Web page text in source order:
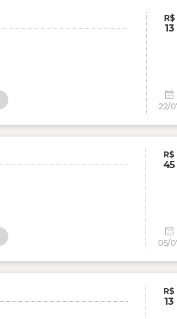
R$
13
22/
R$
45
05/
R$
13